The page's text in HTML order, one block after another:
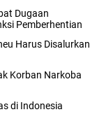
Dugaan
Pemberhentian
Harus Disalurkan
Korban Narkoba
di Indonesia